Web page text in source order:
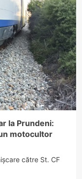
la Prundeni:
motocultor
către St. CF